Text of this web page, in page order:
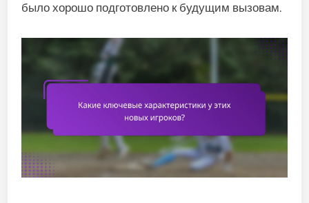
было хорошо подготовлено к будущим вызовам.